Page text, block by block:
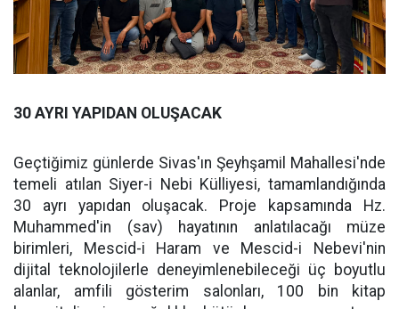
30 AYRI YAPIDAN OLUŞACAK
Geçtiğimiz günlerde Sivas'ın Şeyhşamil Mahallesi'nde
temeli atılan Siyer-i Nebi Külliyesi, tamamlandığında
30 ayrı yapıdan oluşacak. Proje kapsamında Hz.
Muhammed'in (sav) hayatının anlatılacağı müze
birimleri, Mescid-i Haram ve Mescid-i Nebevi'nin
dijital teknolojilerle deneyimlenebileceği üç boyutlu
alanlar, amfili gösterim salonları, 100 bin kitap